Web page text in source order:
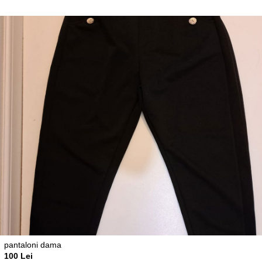
pantaloni dama
100 Lei